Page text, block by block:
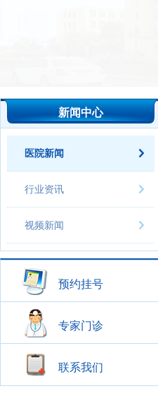
新闻中心
医院新闻
行业资讯
视频新闻
预约挂号
专家门诊
联系我们